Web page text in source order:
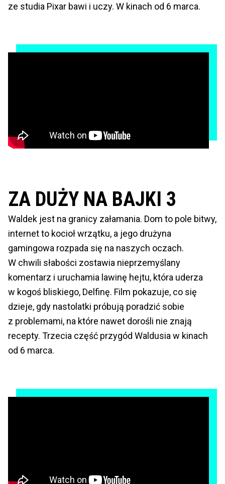
ze studia Pixar bawi i uczy. W kinach od 6 marca.
ZA DUŻY NA BAJKI 3
Waldek jest na granicy załamania. Dom to pole bitwy,
internet to kocioł wrzątku, a jego drużyna
gamingowa rozpada się na naszych oczach.
W chwili słabości zostawia nieprzemyślany
komentarz i uruchamia lawinę hejtu, która uderza
w kogoś bliskiego, Delfinę. Film pokazuje, co się
dzieje, gdy nastolatki próbują poradzić sobie
z problemami, na które nawet dorośli nie znają
recepty. Trzecia część przygód Waldusia w kinach
od 6 marca.